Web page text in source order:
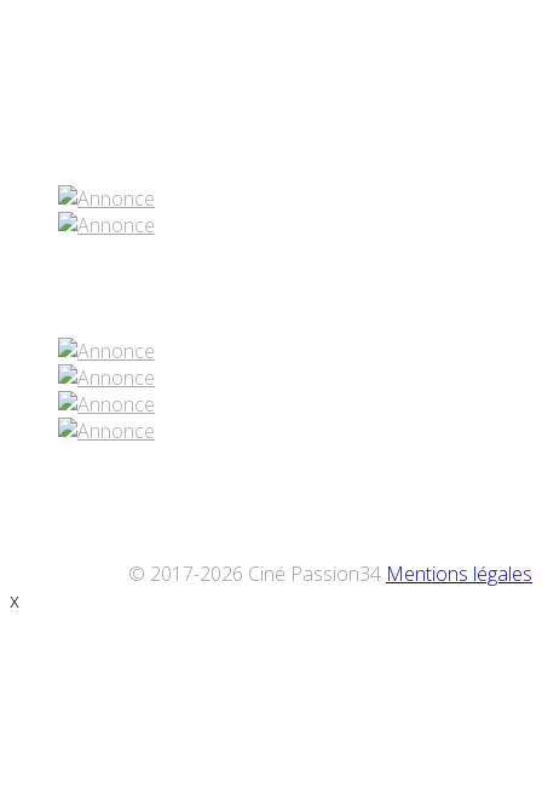
© 2017-2026 Ciné Passion34 Mentions légales
x